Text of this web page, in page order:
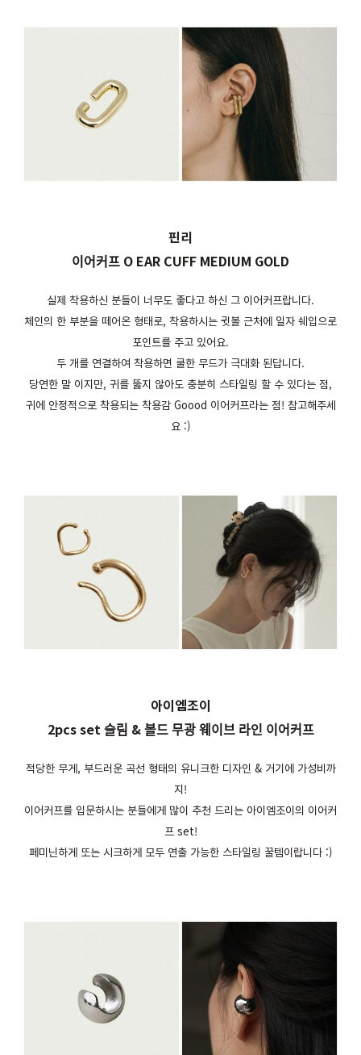
핀리
이어커프 O EAR CUFF MEDIUM GOLD
실제 착용하신 분들이 너무도 좋다고 하신 그 이어커프랍니다.
체인의 한 부분을 떼어온 형태로, 착용하시는 귓볼 근처에 일자 쉐입으로
포인트를 주고 있어요.
두 개를 연결하여 착용하면 쿨한 무드가 극대화 된답니다.
당연한 말 이지만, 귀를 뚫지 않아도 충분히 스타일링 할 수 있다는 점,
귀에 안정적으로 착용되는 착용감 Goood 이어커프라는 점! 참고해주세
요 :)
아이엠조이
2pcs set 슬림 & 볼드 무광 웨이브 라인 이어커프
적당한 무게, 부드러운 곡선 형태의 유니크한 디자인 & 거기에 가성비까
지!
이어커프를 입문하시는 분들에게 많이 추천 드리는 아이엠조이의 이어커
프 set!
페미닌하게 또는 시크하게 모두 연출 가능한 스타일링 꿀템이랍니다 :)